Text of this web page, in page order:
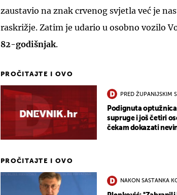
zaustavio na znak crvenog svjetla već je
raskrižje. Zatim je udario u osobno vozilo
82-godišnjak.
PROČITAJTE I OVO
PRED ŽUPANIJSKIM
Podignuta
supruge i još četiri
čekam dokazati
PROČITAJTE I OVO
NAKON SASTANKA